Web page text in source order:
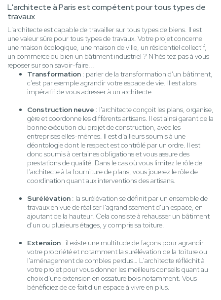
L'architecte à Paris est compétent pour tous types de
travaux
L'architecte est capable de travailler sur tous types de biens. Il est
une valeur sûre pour tous types de travaux. Votre projet concerne
une maison écologique, une maison de ville, un résidentiel collectif,
un commerce ou bien un bâtiment industriel ? N'hésitez pas à vous
reposer sur son savoir-faire...
Transformation : parler de la transformation d'un bâtiment,
c'est par exemple agrandir votre espace de vie. Il est alors
impératif de vous adresser à un architecte.
Construction neuve : l'architecte conçoit les plans, organise,
gère et coordonne les différents artisans. Il est ainsi garant de la
bonne exécution du projet de construction, avec les
entreprises elles-mêmes. Il est d'ailleurs soumis à une
déontologie dont le respect est contrôlé par un ordre. Il est
donc soumis à certaines obligations et vous assure des
prestations de qualité. Dans le cas où vous limitez le rôle de
l’architecte à la fourniture de plans, vous jouerez le rôle de
coordination quant aux interventions des artisans.
Surélévation : la surélévation se définit par un ensemble de
travaux en vue de réaliser l'agrandissement d'un espace, en
ajoutant de la hauteur. Cela consiste à rehausser un bâtiment
d'un ou plusieurs étages, y compris sa toiture.
Extension : il existe une multitude de façons pour agrandir
votre propriété et notamment la surélévation de la toiture ou
l'aménagement de combles perdus… L'architecte réfléchit à
votre projet pour vous donner les meilleurs conseils quant au
choix d'une extension en ossature bois notamment. Vous
bénéficiez de ce fait d'un espace à vivre en plus.